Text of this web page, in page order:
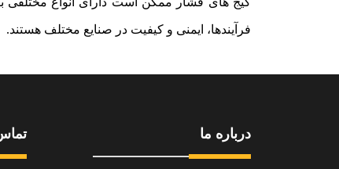
فرآیندها، ایمنی و کیفیت در صنایع مختلف هستند.
درباره ما